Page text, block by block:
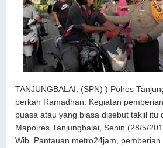
TANJUNGBALAI, (SPN) ) Polres
berkah Ramadhan. Kegiatan
puasa atau yang biasa disebut takjil itu
Mapolres Tanjungbalai, Senin (28/5/
Wib. Pantauan metro24jam,